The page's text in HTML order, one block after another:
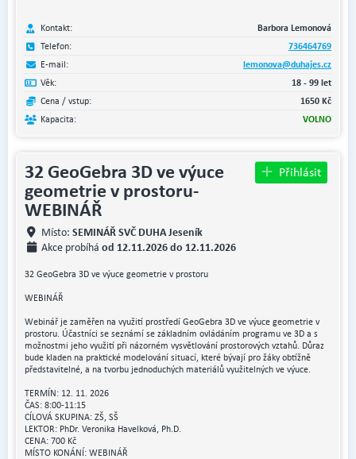
Kontakt:
Barbora Lemonová
Telefon:
736464769
E-mail:
lemonova@duhajes.cz
Věk:
18 - 99 let
Cena / vstup:
1650 Kč
Kapacita:
VOLNO
32 GeoGebra 3D ve výuce
geometrie v prostoru-
WEBINÁŘ
Přihlásit
Místo: SEMINÁŘ SVČ DUHA Jeseník
Akce probíhá od 12.11.2026 do 12.11.2026
32 GeoGebra 3D ve výuce geometrie v prostoru
WEBINÁŘ
Webinář je zaměřen na využití prostředí GeoGebra 3D ve výuce geometrie v
prostoru. Účastníci se seznámí se základním ovládáním programu ve 3D a s
možnostmi jeho využití při názorném vysvětlování prostorových vztahů. Důraz
bude kladen na praktické modelování situací, které bývají pro žáky obtížně
představitelné, a na tvorbu jednoduchých materiálů využitelných ve výuce.
TERMÍN: 12. 11. 2026
ČAS: 8:00-11:15
CÍLOVÁ SKUPINA: ZŠ, SŠ
LEKTOR: PhDr. Veronika Havelková, Ph.D.
CENA: 700 Kč
MÍSTO KONÁNÍ: WEBINÁŘ